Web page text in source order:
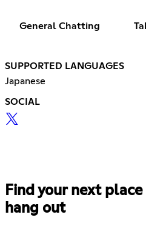
General Chatting
SUPPORTED LANGUAGES
Japanese
SOCIAL
Find your next
hang out